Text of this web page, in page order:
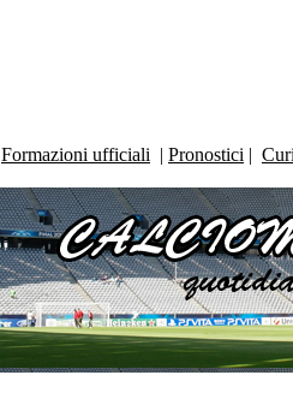
Formazioni ufficiali | Pronostici |